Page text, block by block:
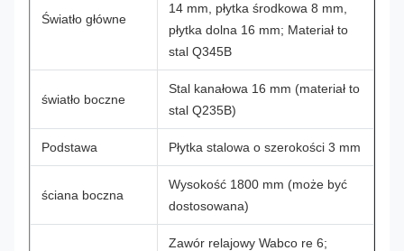
Światło główne
14 mm, płytka środkowa 8 mm,
płytka dolna 16 mm; Materiał to
stal Q345B
światło boczne
Stal kanałowa 16 mm (materiał to
stal Q235B)
Podstawa Płytka stalowa o szerokości 3 mm
ściana boczna
Wysokość 1800 mm (może być
dostosowana)
Zawór relajowy Wabco re 6;